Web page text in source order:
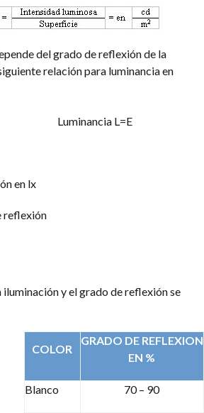
del grado de reflexión de la
relación para luminancia en
Luminancia L =E
en lx
reflexión
iluminación y el grado de reflexión se
COLOR
GRADO DE REFLEXION
EN %
Blanco 70 – 90